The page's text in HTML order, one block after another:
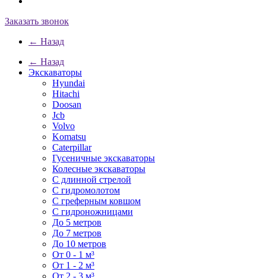
Заказать звонок
← Назад
← Назад
Экскаваторы
Hyundai
Hitachi
Doosan
Jcb
Volvo
Komatsu
Caterpillar
Гусеничные экскаваторы
Колесные экскаваторы
С длинной стрелой
С гидромолотом
С греферным ковшом
С гидроножницами
До 5 метров
До 7 метров
До 10 метров
От 0 - 1 м³
От 1 - 2 м³
От 2 - 3 м³